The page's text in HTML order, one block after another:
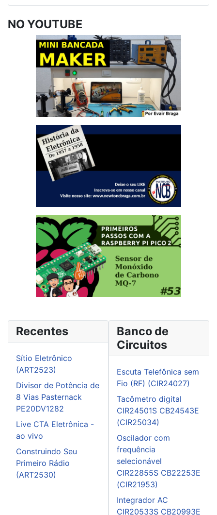
NO YOUTUBE
Recentes
Sítio Eletrônico
(ART2523)
Divisor de Potência de
8 Vias Pasternack
PE20DV1282
Live CTA Eletrônica -
ao vivo
Construindo Seu
Primeiro Rádio
(ART2530)
Banco de
Circuitos
Escuta Telefônica sem
Fio (RF) (CIR24027)
Tacômetro digital
CIR24501S CB24543E
(CIR25034)
Oscilador com
frequência
selecionável
CIR22855S CB22253E
(CIR21953)
Integrador AC
CIR20533S CB20993E